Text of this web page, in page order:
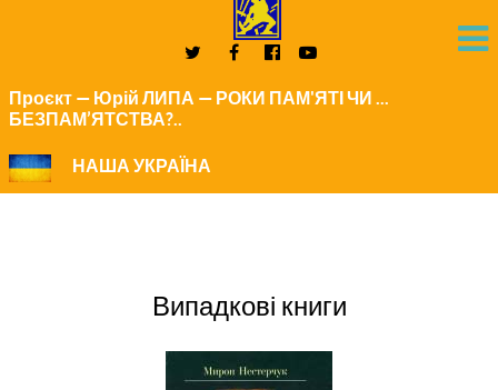
Проєкт — Юрій ЛИПА — РОКИ ПАМ'ЯТІ ЧИ ...
БЕЗПАМ’ЯТСТВА?..
НАША УКРАЇНА
Випадкові книги